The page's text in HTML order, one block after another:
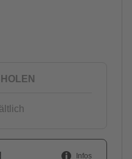
Infos